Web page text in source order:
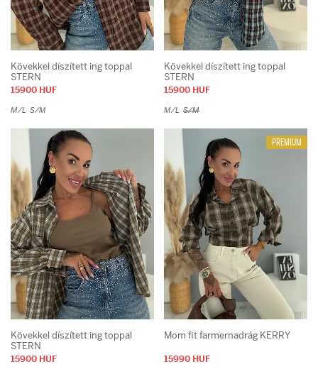
Kövekkel díszített ing toppal
STERN
15900 HUF
M/L S/M
Kövekkel díszített ing toppal
STERN
15900 HUF
M/L S/M
Kövekkel díszített ing toppal
STERN
15900 HUF
PREMIUM
Mom fit farmernadrág KERRY
15990 HUF